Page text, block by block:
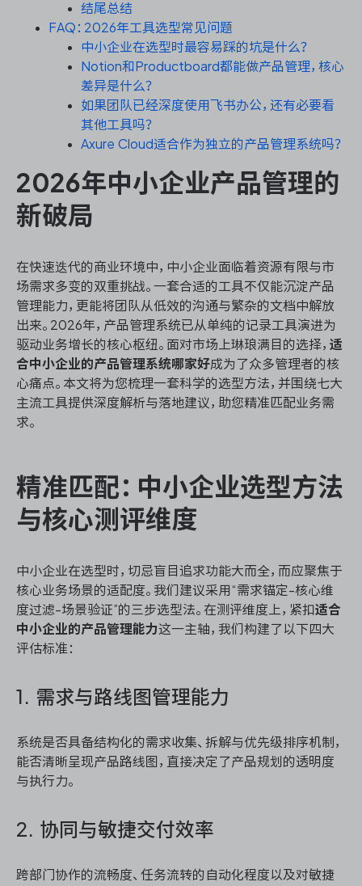
ONES 资讯
结尾总结
FAQ：2026年工具选型常见问题
中小企业在选型时最容易踩的坑是什么？
Notion和Productboard都能做产品管理，核心
差异是什么？
如果团队已经深度使用飞书办公，还有必要看
其他工具吗？
Axure Cloud适合作为独立的产品管理系统吗？
2026年中小企业产品管理的
新破局
在快速迭代的商业环境中，中小企业面临着资源有限与市
场需求多变的双重挑战。一套合适的工具不仅能沉淀产品
管理能力，更能将团队从低效的沟通与繁杂的文档中解放
出来。2026年，产品管理系统已从单纯的记录工具演进为
驱动业务增长的核心枢纽。面对市场上琳琅满目的选择， 适
合中小企业的产品管理系统哪家好成为了众多管理者的核
心痛点。本文将为您梳理一套科学的选型方法，并围绕七大
主流工具提供深度解析与落地建议，助您精准匹配业务需
求。
精准匹配：中小企业选型方法
与核心测评维度
中小企业在选型时，切忌盲目追求功能大而全，而应聚焦于
核心业务场景的适配度。我们建议采用“需求锚定-核心维
度过滤-场景验证”的三步选型法。在测评维度上，紧扣适合
中小企业的产品管理能力这一主轴，我们构建了以下四大
评估标准：
1. 需求与路线图管理能力
系统是否具备结构化的需求收集、拆解与优先级排序机制，
能否清晰呈现产品路线图，直接决定了产品规划的透明度
与执行力。
2. 协同与敏捷交付效率
跨部门协作的流畅度、任务流转的自动化程度以及对敏捷